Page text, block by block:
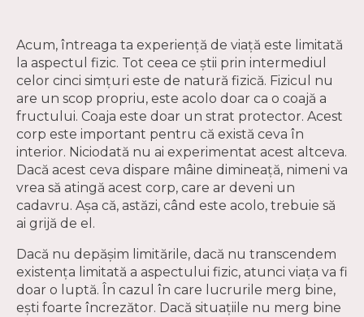
Acum, întreaga ta experiență de viață este limitată
la aspectul fizic. Tot ceea ce știi prin intermediul
celor cinci simțuri este de natură fizică. Fizicul nu
are un scop propriu, este acolo doar ca o coajă a
fructului. Coaja este doar un strat protector. Acest
corp este important pentru că există ceva în
interior. Niciodată nu ai experimentat acest altceva.
Dacă acest ceva dispare mâine dimineață, nimeni va
vrea să atingă acest corp, care ar deveni un
cadavru. Așa că, astăzi, când este acolo, trebuie să
ai grijă de el.
Dacă nu depășim limitările, dacă nu transcendem
existența limitată a aspectului fizic, atunci viața va fi
doar o luptă. În cazul în care lucrurile merg bine,
ești foarte încrezător. Dacă situațiile nu merg bine